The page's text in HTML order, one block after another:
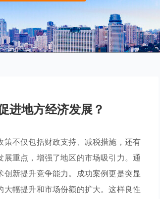
进地方经济发展？
不仅包括财政支持、减税措施，还有
展重点，增强了地区的市场吸引力。通
新提升竞争能力。成功案例更是突显
幅提升和市场份额的扩大。这样良性